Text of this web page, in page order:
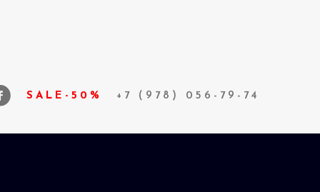
SALE-50% +7 (978) 056-79-74